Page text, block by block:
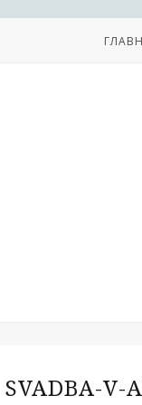
SVADBA-V-